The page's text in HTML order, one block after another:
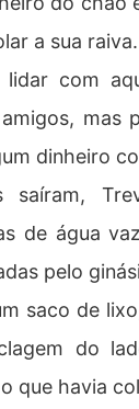
a sua raiva.
com
mas
dinheiro
saíram,
de água
pelo
saco de
do
que havia